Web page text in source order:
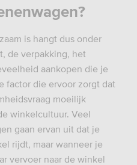
is hangt dus onder
de verpakking, het
aankopen die je
factor die ervoor zorgt dat
moeilijk
winkelcultuur. Veel
gaan ervan uit dat je
rijdt, maar wanneer je
vervoer naar de winkel